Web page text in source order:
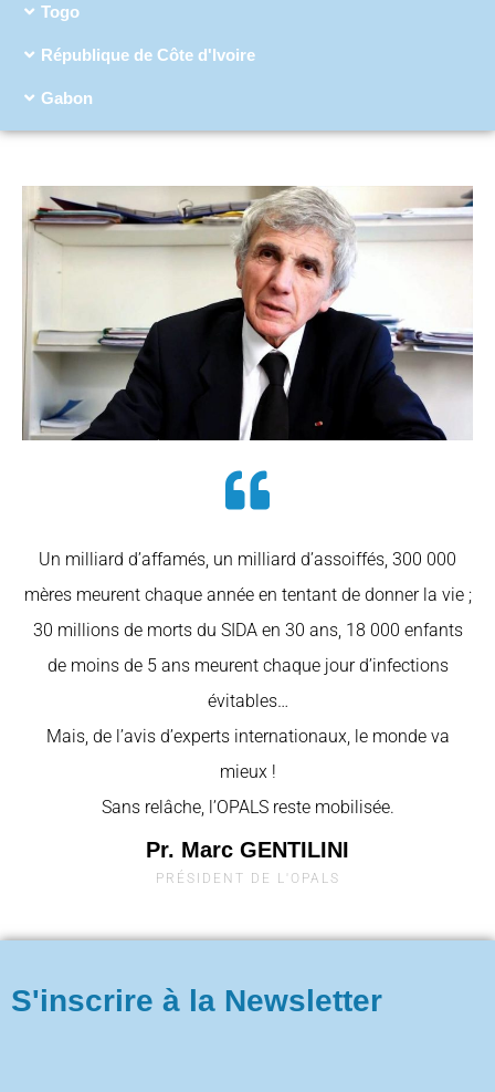
Togo
République de Côte d'Ivoire
Gabon
Un milliard d’affamés, un milliard d’assoiffés, 300 000
mères meurent chaque année en tentant de donner la vie ;
30 millions de morts du SIDA en 30 ans, 18 000 enfants
de moins de 5 ans meurent chaque jour d’infections
évitables…
Mais, de l’avis d’experts internationaux, le monde va
mieux !
Sans relâche, l’OPALS reste mobilisée.
Pr. Marc GENTILINI
PRÉSIDENT DE L'OPALS
S'inscrire à la Newsletter